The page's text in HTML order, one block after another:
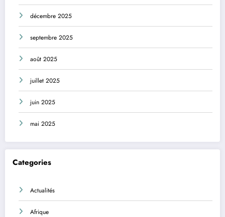
décembre 2025
septembre 2025
août 2025
juillet 2025
juin 2025
mai 2025
Categories
Actualités
Afrique